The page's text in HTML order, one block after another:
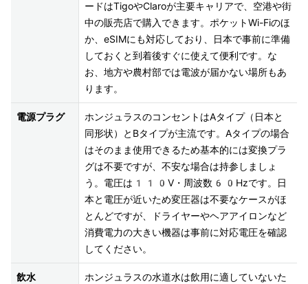
ードはTigoやClaroが主要キャリアで、空港や街
中の販売店で購入できます。ポケットWi-Fiのほ
か、eSIMにも対応しており、日本で事前に準備
しておくと到着後すぐに使えて便利です。な
お、地方や農村部では電波が届かない場所もあ
ります。
電源プラグ
ホンジュラスのコンセントはAタイプ（日本と
同形状）とBタイプが主流です。Aタイプの場合
はそのまま使用できるため基本的には変換プラ
グは不要ですが、不安な場合は持参しましょ
う。電圧は110V・周波数60Hzです。日
本と電圧が近いため変圧器は不要なケースがほ
とんどですが、ドライヤーやヘアアイロンなど
消費電力の大きい機器は事前に対応電圧を確認
してください。
飲水
ホンジュラスの水道水は飲用に適していないた